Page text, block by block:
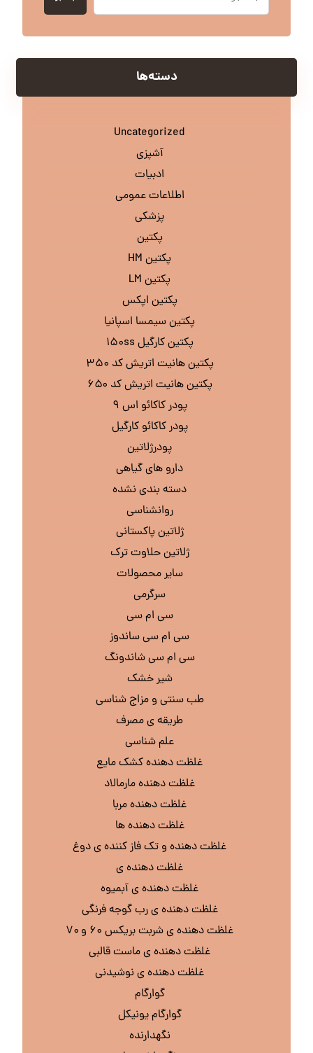
دسته‌ها
Uncategorized
آشپزی
ادبیات
اطلاعات عمومی
پزشکی
پکتین
پکتین HM
پکتین LM
پکتین اپکس
پکتین سیمسا اسپانیا
پکتین کارگیل ۱۵۰ss
پکتین هانیت اتریش کد ۳۵۰
پکتین هانیت اتریش کد ۶۵۰
پودر کاکائو اس ۹
پودر کاکائو کارگیل
پودرژلاتین
دارو های گیاهی
دسته بندی نشده
روانشناسی
ژلاتین پاکستانی
ژلاتین حلاوت ترک
سایر محصولات
سرگرمی
سی ام سی
سی ام سی ساندوز
سی ام سی شاندونگ
شیر خشک
طب سنتی و مزاج شناسی
طریقه ی مصرف
علم شناسی
غلظت دهنده کشک مایع
غلظت دهنده مارمالاد
غلظت دهنده مربا
غلظت دهنده ها
غلظت دهنده و تک فاز کننده ی دوغ
غلظت دهنده ی
غلظت دهنده ی آبمیوه
غلظت دهنده ی رب گوجه فرنگی
غلظت دهنده ی شربت بریکس ۶۰ و ۷۰
غلظت دهنده ی ماست قالبی
غلظت دهنده ی نوشیدنی
گوارگام
گوارگام یونیکل
نگهدارنده